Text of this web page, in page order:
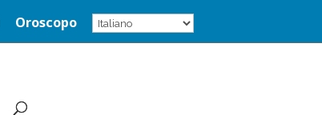
Oroscopo